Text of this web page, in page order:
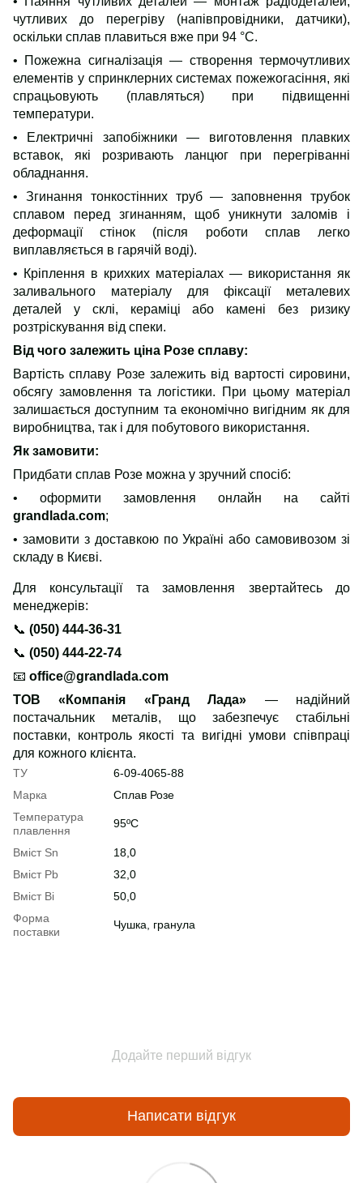
чутливих до перегріву (напівпровідники, датчики),
оскільки сплав плавиться вже при 94 °C.
• Пожежна сигналізація — створення термочутливих
елементів у спринклерних системах пожежогасіння, які
спрацьовують (плавляться) при підвищенні
температури.
• Електричні запобіжники — виготовлення плавких
вставок, які розривають ланцюг при перегріванні
обладнання.
• Згинання тонкостінних труб — заповнення трубок
сплавом перед згинанням, щоб уникнути заломів і
деформації стінок (після роботи сплав легко
виплавляється в гарячій воді).
• Кріплення в крихких матеріалах — використання як
заливального матеріалу для фіксації металевих
деталей у склі, кераміці або камені без ризику
розтріскування від спеки.
Від чого залежить ціна Розе сплаву:
Вартість сплаву Розе залежить від вартості сировини,
обсягу замовлення та логістики. При цьому матеріал
залишається доступним та економічно вигідним як для
виробництва, так і для побутового використання.
Як замовити:
Придбати сплав Розе можна у зручний спосіб:
• оформити замовлення онлайн на сайті
grandlada.com;
• замовити з доставкою по Україні або самовивозом зі
складу в Києві.
Для консультації та замовлення звертайтесь до
менеджерів:
📞 (050) 444-36-31
📞 (050) 444-22-74
📧 office@grandlada.com
ТОВ «Компанія «Гранд Лада» — надійний
постачальник металів, що забезпечує стабільні
поставки, контроль якості та вигідні умови співпраці
для кожного клієнта.
ТУ
6-09-4065-88
Марка
Сплав Розе
Температура
плавлення
95ºC
Вміст Sn
18,0
Вміст Pb
32,0
Вміст Bi
50,0
Форма
поставки
Чушка, гранула
Додайте перший відгук
Написати відгук